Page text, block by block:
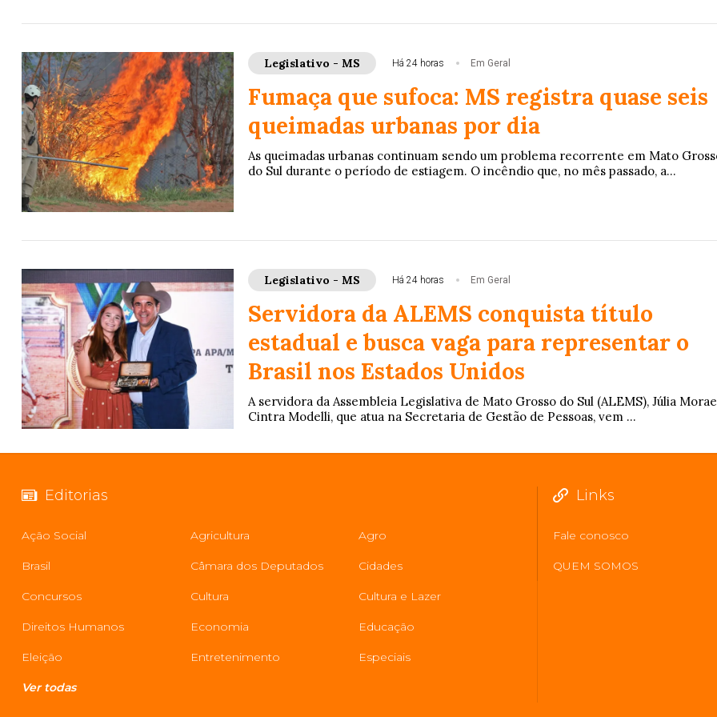
Legislativo - MS Há 24 horas Em Geral
Fumaça que sufoca: MS registra quase seis
queimadas urbanas por dia
As queimadas urbanas continuam sendo um problema recorrente em Mato
do Sul durante o período de estiagem. O incêndio que, no mês passado, a...
Legislativo - MS Há 24 horas Em Geral
Servidora da ALEMS conquista título
estadual e busca vaga para representar o
Brasil nos Estados Unidos
A servidora da Assembleia Legislativa de Mato Grosso do Sul (ALEMS), Júlia
Cintra Modelli, que atua na Secretaria de Gestão de Pessoas, vem ...
Editorias
Ação Social Agricultura Agro
Brasil Câmara dos Deputados Cidades
Concursos Cultura Cultura e Lazer
Direitos Humanos Economia Educação
Eleição Entretenimento Especiais
Ver todas
Links
Fale conosco
QUEM SOMOS